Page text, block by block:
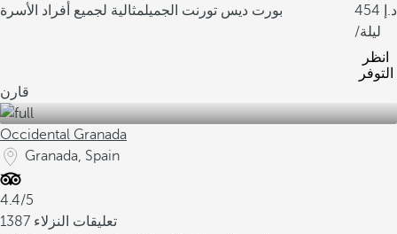
بورت ديس تورنت الجميلمثالية لجميع أفراد الأسرة
454
/ليلة
انظر
التوفر
قارن
Occidental Granada
Granada, Spain
4.4/5
1387 تعليقات النزلاء